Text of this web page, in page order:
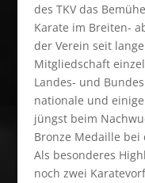
des TKV das
Karate im Breiten-
der Verein seit
Mitgliedschaft
Landes- und
nationale und
jüngst beim
Bronze Medaille bei
Als besonderes
noch zwei